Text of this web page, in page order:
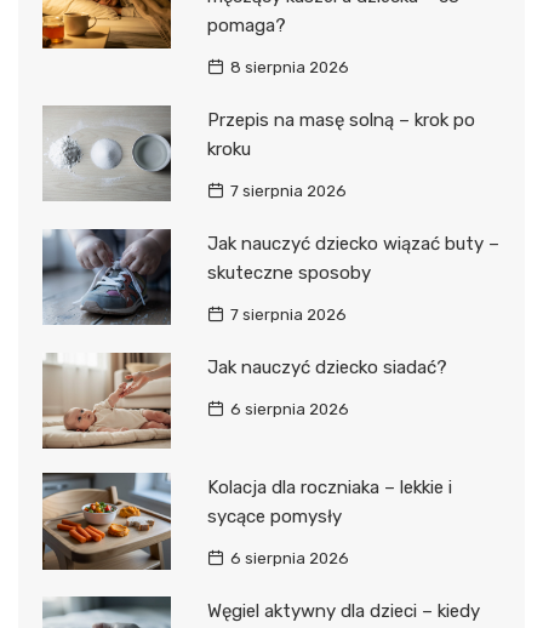
pomaga?
8 sierpnia 2026
Przepis na masę solną – krok po
kroku
7 sierpnia 2026
Jak nauczyć dziecko wiązać buty –
skuteczne sposoby
7 sierpnia 2026
Jak nauczyć dziecko siadać?
6 sierpnia 2026
Kolacja dla roczniaka – lekkie i
sycące pomysły
6 sierpnia 2026
Węgiel aktywny dla dzieci – kiedy